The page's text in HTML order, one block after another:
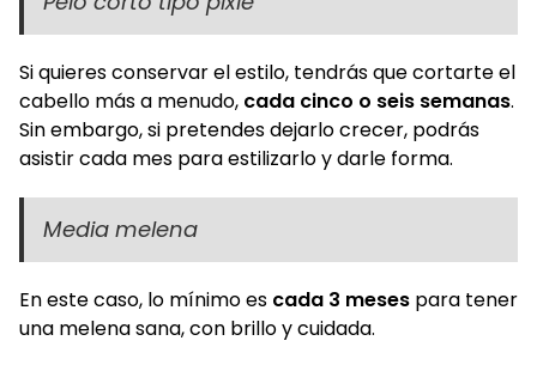
Si quieres conservar el estilo, tendrás que cortarte el
cabello más a menudo, cada cinco o seis semanas.
Sin embargo, si pretendes dejarlo crecer, podrás
asistir cada mes para estilizarlo y darle forma.
Media melena
En este caso, lo mínimo es cada 3 meses para tener
una melena sana, con brillo y cuidada.